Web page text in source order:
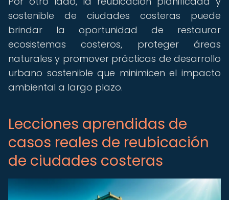
sostenible de ciudades costeras puede
brindar la oportunidad de restaurar
ecosistemas costeros, proteger áreas
naturales y promover prácticas de desarrollo
urbano sostenible que minimicen el impacto
ambiental a largo plazo.
Lecciones aprendidas de
casos reales de reubicación
de ciudades costeras